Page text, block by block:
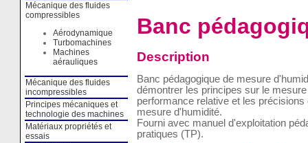
Mécanique des fluides
compressibles
Aérodynamique
Turbomachines
Machines
aérauliques
Mécanique des fluides
incompressibles
Principes mécaniques et
technologie des machines
Matériaux propriétés et
essais
Banc
Description
Banc pédagogique de mesure
démontrer les principes sur le
performance relative et les
mesure d'humidité.
Fourni avec manuel d'exploitation
pratiques (TP).